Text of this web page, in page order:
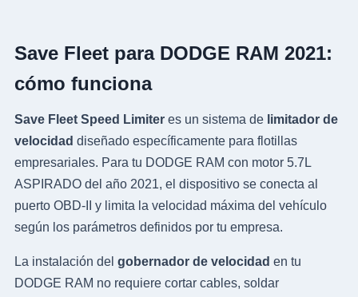
Save Fleet para DODGE RAM 2021:
cómo funciona
Save Fleet Speed Limiteres un sistema de limitador de
velocidad diseñado específicamente para flotillas
empresariales. Para tu DODGE RAM con motor 5.7L
ASPIRADO del año 2021, el dispositivo se conecta al
puerto OBD-II y limita la velocidad máxima del vehículo
según los parámetros definidos por tu empresa.
La instalación del gobernador de velocidad en tu
DODGE RAM no requiere cortar cables, soldar